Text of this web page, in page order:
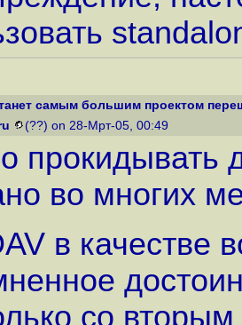
самым большим проектом
(??) on 28-Мрт-05, 00:49
прокидывать
во многих
в качестве
со